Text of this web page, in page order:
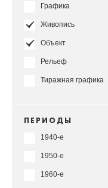
Графика
Живопись
Объект
Рельеф
Тиражная графика
ПЕРИОДЫ
1940-е
1950-е
1960-е